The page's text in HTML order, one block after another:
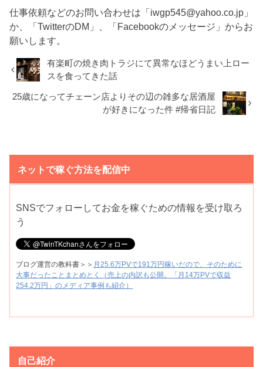
仕事依頼などのお問い合わせは「iwgp545@yahoo.co.jp」
か、「TwitterのDM」、「Facebookのメッセージ」からお
願いします。
有楽町の焼き肉トラジにて異常なほどうまい上ロー
スを食ってきた話
25歳になってチェーン店よりその辺の雑多な居酒屋
が好きになった件 #帰省日記
ネットで稼ぐ方法を配信中
SNSでフォローしてお金を稼ぐための情報を受け取ろ
う
ブログ運営の教科書＞＞ 月25.6万PVで191万円稼いだので、そのために
大事だったことまとめとく（売上の内訳も公開。「月14万PVで収益
254.2万円」のメディア事例も紹介）
自己紹介